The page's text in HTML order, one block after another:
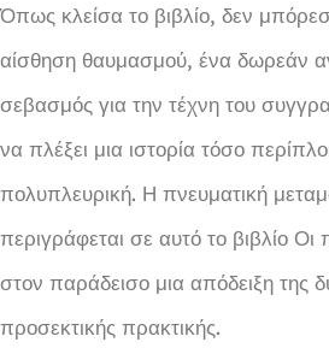
Όπως κλείσα το βιβλίο, δεν
αίσθηση θαυμασμού, ένα δωρεάν
σεβασμός για την τέχνη του
να πλέξει μια ιστορία τόσο
πολυπλευρική. Η πνευματική
περιγράφεται σε αυτό το βιβλίο
στον παράδεισο μια απόδειξη της
προσεκτικής πρακτικής.